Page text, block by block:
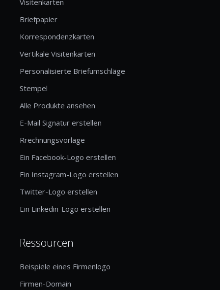
Visitenkarten
Briefpapier
Korrespondenzkarten
Vertikale Visitenkarten
Personalisierte Briefumschläge
Stempel
Alle Produkte ansehen
E-Mail Signatur erstellen
Rrechnungsvorlage
Ein Facebook-Logo erstellen
Ein Instagram-Logo erstellen
Twitter-Logo erstellen
Ein Linkedin-Logo erstellen
Ressourcen
Beispiele eines Firmenlogo
Firmen-Domain